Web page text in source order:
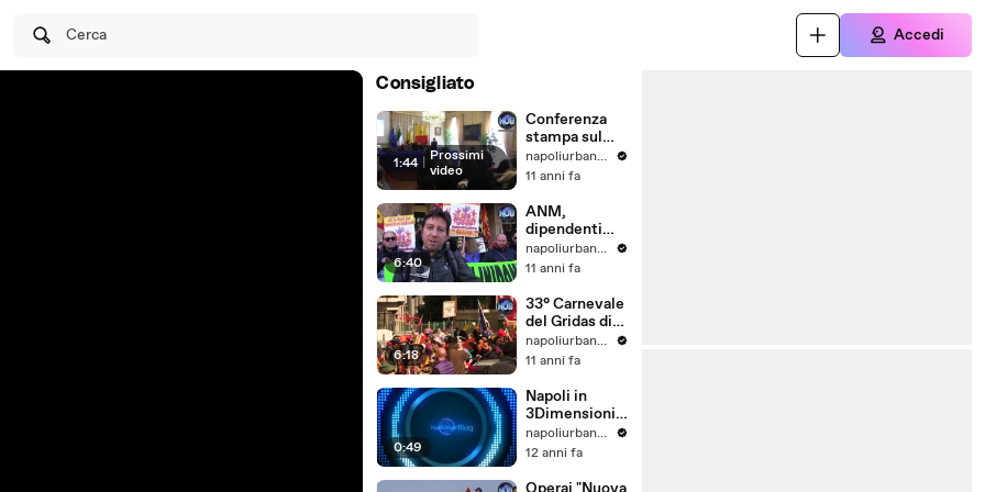
Cerca Accedi
Consigliato
1:44
Prossimi
video
Conferenza
stampa sul
Bike Sharing
Napoli
napoliurbanblog
11 anni fa
6:40
ANM,
dipendenti
contro
l'aspettativa
napoliurbanblog
11 anni fa
6:18
33° Carnevale
del Gridas di
Scampia napoliurbanblog
11 anni fa
0:49
Napoli in
3Dimensioni -
La città
allagata - Clip
napoliurbanblog
12 anni fa